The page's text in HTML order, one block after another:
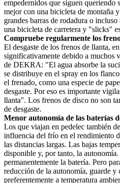
empedernidos que siguen queriendo
mejor con una bicicleta de montaña
grandes barras de rodadura o
una bicicleta de carretera y "slicks"
Compruebe regularmente los
El desgaste de los frenos de llanta,
significativamente debido a muchos
de DEKRA: "El agua absorbe la
se distribuye en el spray en los
el frenado, como una especie de
desgaste. Por eso es importante
llanta". Los frenos de disco no son
de desgaste.
Menor autonomía de las baterías
Los que viajan en pedelec también
influencia del frío en el rendimiento
las distancias largas. Las bajas
disponible y, por tanto, la
permanentemente la batería. Pero
reducción de la autonomía, guarde y
preferentemente a temperatura